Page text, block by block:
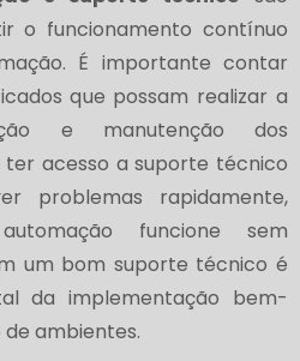
o funcionamento contínuo
É importante contar
que possam realizar a
e manutenção dos
ter acesso a suporte técnico
problemas rapidamente,
funcione sem
um bom suporte técnico é
da implementação bem-
ambientes.